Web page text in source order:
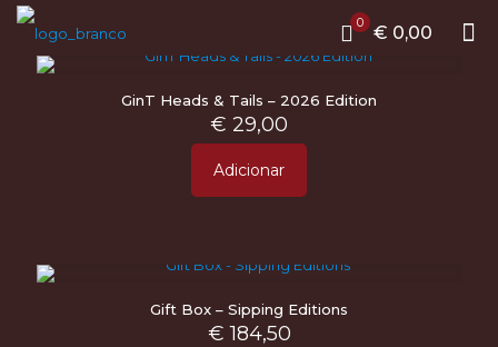
0 € 0,00
GinT Heads & Tails – 2026 Edition
€ 29,00
Adicionar
Gift Box – Sipping Editions
€ 184,50